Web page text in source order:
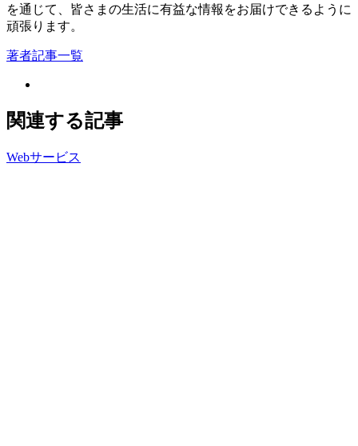
を通じて、皆さまの生活に有益な情報をお届けできるように
頑張ります。
著者記事一覧
関連する記事
Webサービス